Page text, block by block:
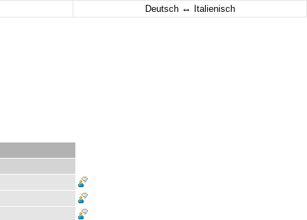
Deutsch ↔ Italienisch